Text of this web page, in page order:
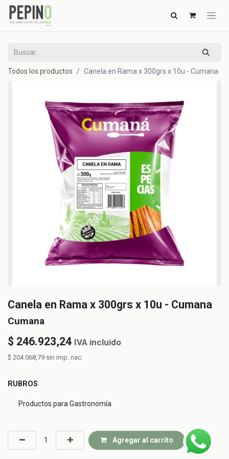
Todos los productos Canela en Rama x 300grs x 10u - Cumana
Canela en Rama x 300grs x 10u - Cumana
Cumana
$ 246.923,24 IVA incluido
$ 204.068,79 sin imp. nac.
RUBROS
Productos para Gastronomía
Agregar al carrito